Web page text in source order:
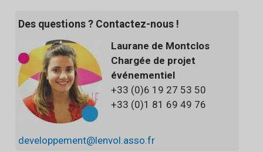
Des questions ? Contactez-nous !
Laurane de Montclos
Chargée de projet
événementiel
+33 (0)6 19 27 53 50
+33 (0)1 81 69 49 76
developpement@lenvol.asso.fr